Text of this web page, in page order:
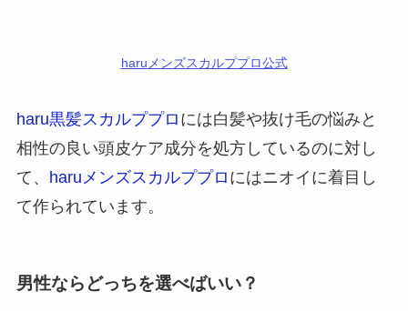
haruメンズスカルププロ公式
haru黒髪スカルププロ には白髪や抜け毛の悩みと
相性の良い頭皮ケア成分を処方しているのに対し
て、 haruメンズスカルププロ にはニオイに着目し
て作られています。
男性ならどっちを選べばいい？